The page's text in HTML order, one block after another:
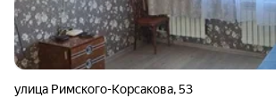
улица Римского-Корсакова,53